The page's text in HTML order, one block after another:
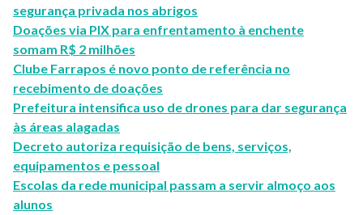
segurança privada nos abrigos
Doações via PIX para enfrentamento à enchente
somam R$ 2 milhões
Clube Farrapos é novo ponto de referência no
recebimento de doações
Prefeitura intensifica uso de drones para dar segurança
às áreas alagadas
Decreto autoriza requisição de bens, serviços,
equipamentos e pessoal
Escolas da rede municipal passam a servir almoço aos
alunos